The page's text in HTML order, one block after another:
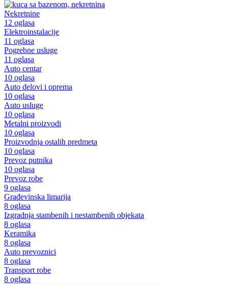
Nekretnine
12 oglasa
Elektroinstalacije
11 oglasa
Pogrebne usluge
11 oglasa
Auto centar
10 oglasa
Auto delovi i oprema
10 oglasa
Auto usluge
10 oglasa
Metalni proizvodi
10 oglasa
Proizvodnja ostalih predmeta
10 oglasa
Prevoz putnika
10 oglasa
Prevoz robe
9 oglasa
Građevinska limarija
8 oglasa
Izgradnja stambenih i nestambenih objekata
8 oglasa
Keramika
8 oglasa
Auto prevoznici
8 oglasa
Transport robe
8 oglasa